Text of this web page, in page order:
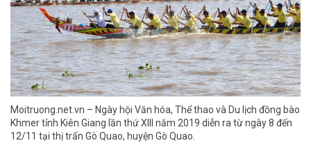
Moitruong.net.vn – Ngày hội Văn hóa, Thể thao và Du lịch đồng bào
Khmer tỉnh Kiên Giang lần thứ XIII năm 2019 diễn ra từ ngày 8 đến
12/11 tại thị trấn Gò Quao, huyện Gò Quao.